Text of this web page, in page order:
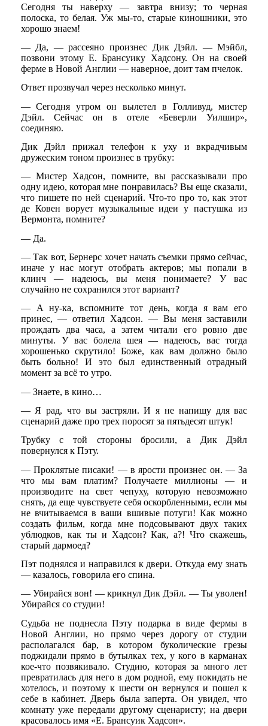
Сегодня ты наверху — завтра внизу; то черная
полоска, то белая. Уж мы-то, старые киношники, это
хорошо знаем!
— Да, — рассеяно произнес Дик Дэйл. — Мэйбл,
позвони этому E. Брансуику Хадсону. Он на своей
ферме в Новой Англии — наверное, доит там пчелок.
Ответ прозвучал через несколько минут.
— Сегодня утром он вылетел в Голливуд, мистер
Дэйл. Сейчас он в отеле «Беверли Уилшир»,
соединяю.
Дик Дэйл прижал телефон к уху и вкрадчивым
дружеским тоном произнес в трубку:
— Мистер Хадсон, помните, вы рассказывали про
одну идею, которая мне понравилась? Вы еще сказали,
что пишете по ней сценарий. Что-то про то, как этот
де Ковен ворует музыкальные идеи у пастушка из
Вермонта, помните?
— Да.
— Так вот, Бернерс хочет начать съемки прямо сейчас,
иначе у нас могут отобрать актеров; мы попали в
клинч — надеюсь, вы меня понимаете? У вас
случайно не сохранился этот вариант?
— А ну-ка, вспомните тот день, когда я вам его
принес, — ответил Хадсон. — Вы меня заставили
прождать два часа, а затем читали его ровно две
минуты. У вас болела шея — надеюсь, вас тогда
хорошенько скрутило! Боже, как вам должно было
быть больно! И это был единственный отрадный
момент за всё то утро.
— Знаете, в кино…
— Я рад, что вы застряли. И я не напишу для вас
сценарий даже про трех поросят за пятьдесят штук!
Трубку с той стороны бросили, а Дик Дэйл
повернулся к Пэту.
— Проклятые писаки! — в ярости произнес он. — За
что мы вам платим? Получаете миллионы — и
производите на свет чепуху, которую невозможно
снять, да еще чувствуете себя оскорбленными, если мы
не вчитываемся в ваши вшивые потуги! Как можно
создать фильм, когда мне подсовывают двух таких
ублюдков, как ты и Хадсон? Как, а?! Что скажешь,
старый дармоед?
Пэт поднялся и направился к двери. Откуда ему знать
— казалось, говорила его спина.
— Убирайся вон! — крикнул Дик Дэйл. — Ты уволен!
Убирайся со студии!
Судьба не поднесла Пэту подарка в виде фермы в
Новой Англии, но прямо через дорогу от студии
располагался бар, в котором буколические грезы
поджидали прямо в бутылках тех, у кого в карманах
кое-что позвякивало. Студию, которая за много лет
превратилась для него в дом родной, ему покидать не
хотелось, и поэтому к шести он вернулся и пошел к
себе в кабинет. Дверь была заперта. Он увидел, что
комнату уже передали другому сценаристу; на двери
красовалось имя «E. Брансуик Хадсон».